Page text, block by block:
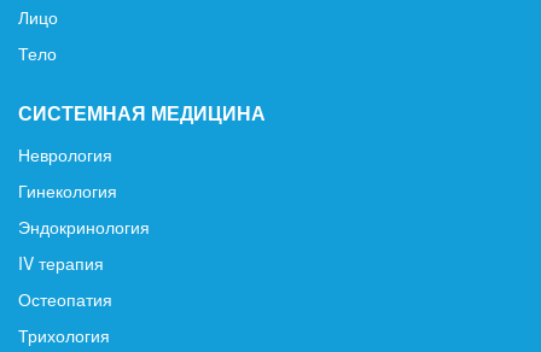
Лицо
Тело
СИСТЕМНАЯ МЕДИЦИНА
Неврология
Гинекология
Эндокринология
IV терапия
Остеопатия
Трихология